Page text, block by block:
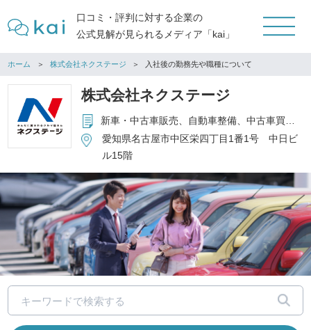
口コミ・評判に対する企業の
公式見解が見られるメディア「kai」
ホーム 株式会社ネクステージ 入社後の勤務先や職種について
株式会社ネクステージ
新車・中古車販売、自動車整備、中古車買取、保険代理店事業
愛知県名古屋市中区栄四丁目1番1号 中日ビ
ル15階